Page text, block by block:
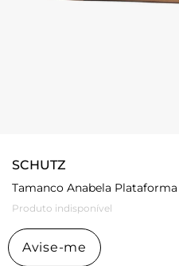
SCHUTZ
Tamanco Anabela Plataforma
Produto indisponível
Avise-me